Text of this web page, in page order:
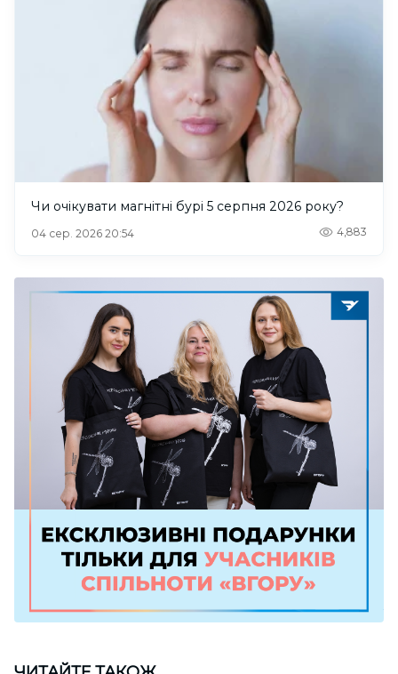
Чи очікувати магнітні бурі 5 серпня 2026 року?
04 сер. 2026 20:54 4,883